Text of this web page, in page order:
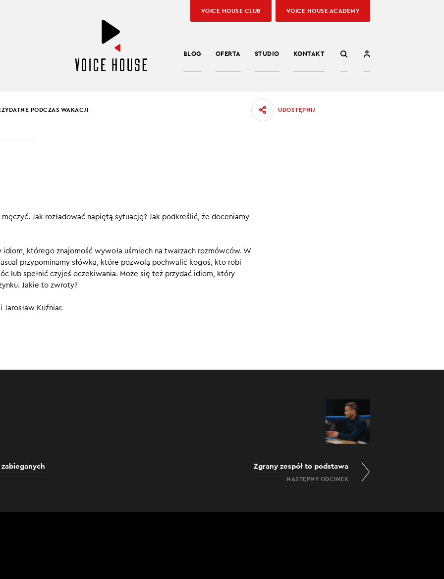
BLOG OFERTA STUDIO KONTAKT
VOICE HOUSE CLUB VOICE HOUSE ACADEMY
i wzajemne zrozumienie. W letniej odsłonie English PRO czas na
PODCZAS WAKACJI UDOSTĘPNIJ
Jak rozładować napiętą sytuację? Jak podkreślić, że doceniamy
którego znajomość wywoła uśmiech na twarzach rozmówców. W
przypominamy słówka, które pozwolą pochwalić kogoś, kto robi
lub spełnić czyjeś oczekiwania. Może się też przydać idiom, który
Jakie to zwroty?
Kuźniar.
Zgrany zespół to podstawa
NASTĘPNY ODCINEK